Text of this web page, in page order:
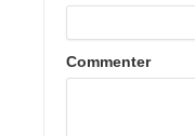
Commenter